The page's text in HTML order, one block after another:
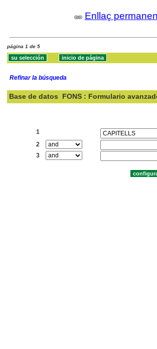
Enllaç
página 1 de 5
Refinar la búsqueda
Base de datos FONS : Formulario
1
2
3